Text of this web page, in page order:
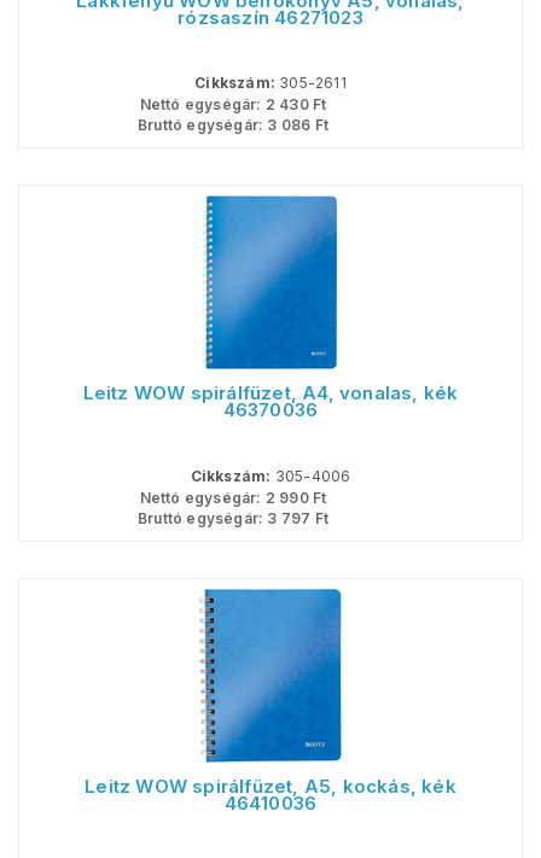
rózsaszín 46271023
Cikkszám: 305-2611
Nettó egységár: 2 430Ft
Bruttó egységár: 3 086 Ft
Leitz WOW spirálfüzet, A4, vonalas, kék
46370036
Cikkszám: 305-4006
Nettó egységár: 2 990Ft
Bruttó egységár: 3 797 Ft
Leitz WOW spirálfüzet, A5, kockás, kék
46410036